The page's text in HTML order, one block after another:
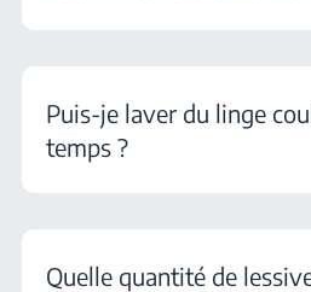
Puis-je laver du linge
temps ?
Quelle quantité de